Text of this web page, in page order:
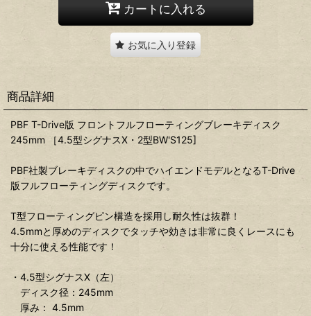
カートに入れる
お気に入り登録
商品詳細
PBF T-Drive版 フロントフルフローティングブレーキディスク
245mm ［4.5型シグナスX・2型BW'S125]
PBF社製ブレーキディスクの中でハイエンドモデルとなるT-Drive
版フルフローティングディスクです。
T型フローティングピン構造を採用し耐久性は抜群！
4.5mmと厚めのディスクでタッチや効きは非常に良くレースにも
十分に使える性能です！
・4.5型シグナスX（左）
ディスク径：245mm
厚み： 4.5mm